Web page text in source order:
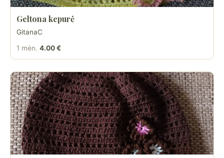
Geltona kepurė
GitanaC
1 mėn. 4.00 €